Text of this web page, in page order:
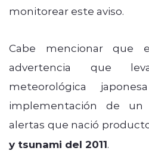
monitorear este aviso.
Cabe mencionar que
advertencia que
meteorológica
implementación de
alertas que nació
y tsunami del 2011.